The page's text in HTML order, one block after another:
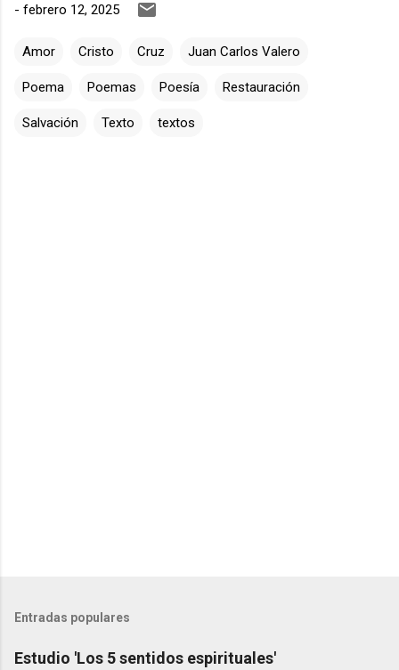
- febrero 12, 2025
Amor Cristo Cruz Juan Carlos Valero
Poema Poemas Poesía Restauración
Salvación Texto textos
Entradas populares
Estudio 'Los 5 sentidos espirituales'